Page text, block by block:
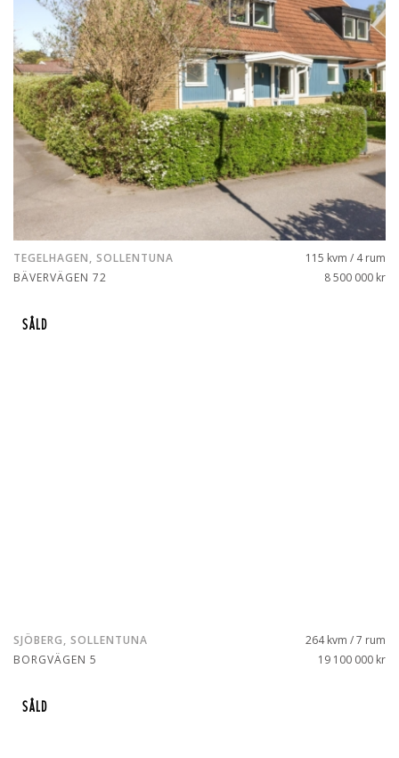
TEGELHAGEN, SOLLENTUNA
BÄVERVÄGEN 72
115 kvm / 4 rum
8 500 000 kr
SÅLD
SJÖBERG, SOLLENTUNA
BORGVÄGEN 5
264 kvm / 7 rum
19 100 000 kr
SÅLD